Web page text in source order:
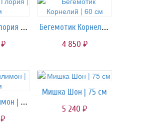
Бегемотик Глория | 80 см
руб.
Бегемотик Корнелий | 60 см
4 850 руб.
Мишка Филимон | 60 см
руб.
Мишка Шон | 75 см
5 240 руб.